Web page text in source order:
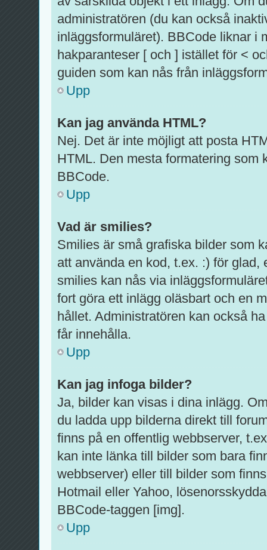
administratören (du kan också
inläggsformuläret). BBCode liknar i
hakparanteser [ och ] istället för <
guiden som kan nås från
Upp
Kan jag använda HTML?
Nej. Det är inte möjligt att posta
HTML. Den mesta formatering som
BBCode.
Upp
Vad är smilies?
Smilies är små grafiska bilder som
att använda en kod, t.ex. :) för
smilies kan nås via
fort göra ett inlägg oläsbart och en
hållet. Administratören kan också
får innehålla.
Upp
Kan jag infoga bilder?
Ja, bilder kan visas i dina inlägg.
du ladda upp bilderna direkt till
finns på en offentlig webbserver,
kan inte länka till bilder som bara
webbserver) eller till bilder som
Hotmail eller Yahoo,
BBCode-taggen [img].
Upp